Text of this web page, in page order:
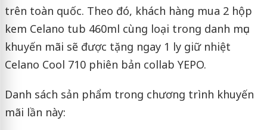
trên toàn quốc. Theo đó, khách hàng mua 2 hộp
kem Celano tub 460ml cùng loại trong danh mục
khuyến mãi sẽ được tặng ngay 1 ly giữ nhiệt
Celano Cool 710 phiên bản collab YEPO.
Danh sách sản phẩm trong chương trình khuyến
mãi lần này: